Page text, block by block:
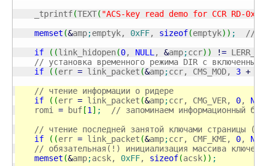
    _tprintf
(TEXT( "ACS-key read demo for CCR RD-
memset (&amp;emptyk, 0xFF, sizeof(emptyk) ) ;
//
if
( (link_hidopen(0, NULL , &amp;ccr) ) !=
// установка временного режима DIR с включенным
if
( (err = link_packet (&amp;ccr, CMS_MOD, 3 +
// чтение информации о ридере
if
( (err = link_packet (&amp;ccr, CMG_VER, 0, NULL
    romi
= buf [1 ] ;
// запоминаем информационный байт
// чтение последней занятой ключами страницы
if
( (err = link_packet (&amp;ccr, CMF_KME, 0, NULL
// обязательная(!) инициализация массива
memset (&amp;acsk, 0xFF, sizeof(acsk) ) ;